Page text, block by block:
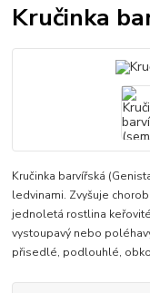
Kručinka
Kručinka barvířská
ledvinami. Zvyšuje
jednoletá rostlina
vystoupavý nebo
přisedlé, podlouhlé,